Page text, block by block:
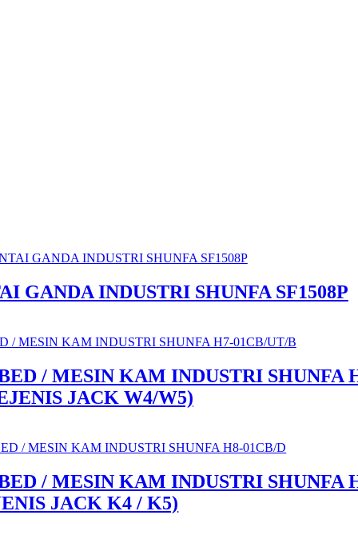
GANDA INDUSTRI SHUNFA SF1508P
/ MESIN KAM INDUSTRI SHUNFA
JACK W4/W5)
/ MESIN KAM INDUSTRI SHUNFA
JACK K4 / K5)